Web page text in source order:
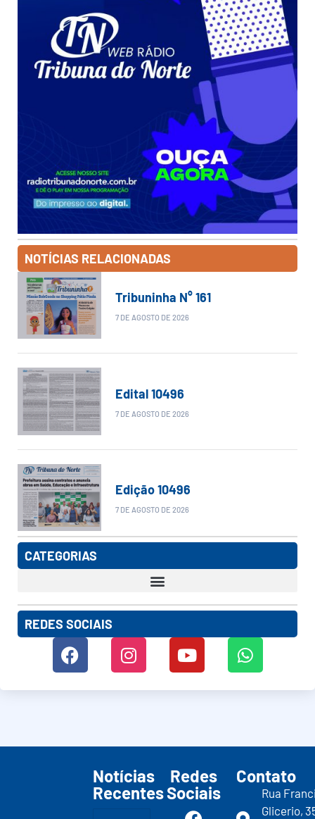
NOTÍCIAS RELACIONADAS
Tribuninha N° 161
7 DE AGOSTO DE 2026
Edital 10496
7 DE AGOSTO DE 2026
Edição 10496
7 DE AGOSTO DE 2026
CATEGORIAS
REDES SOCIAIS
Notícias
Recentes
Redes
Sociais
Contato
Rua
Glicerio,